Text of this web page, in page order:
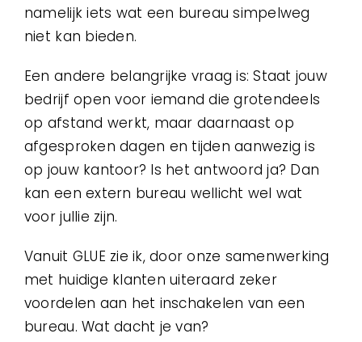
namelijk iets wat een bureau simpelweg
niet kan bieden.
Een andere belangrijke vraag is: Staat jouw
bedrijf open voor iemand die grotendeels
op afstand werkt, maar daarnaast op
afgesproken dagen en tijden aanwezig is
op jouw kantoor? Is het antwoord ja? Dan
kan een extern bureau wellicht wel wat
voor jullie zijn.
Vanuit GLUE zie ik, door onze samenwerking
met huidige klanten uiteraard zeker
voordelen aan het inschakelen van een
bureau. Wat dacht je van?